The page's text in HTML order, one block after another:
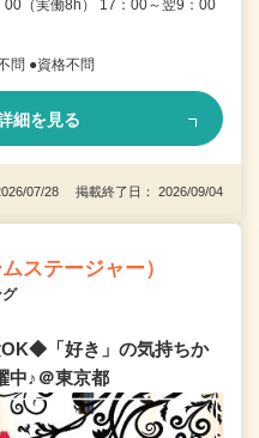
00（実働8h） 17：00～翌9：00
問 ●資格不問
細を見る
07/28 掲載終了日： 2026/09/04
ステージャー）
OK◆「好き」の気持ちか
中♪＠東京都